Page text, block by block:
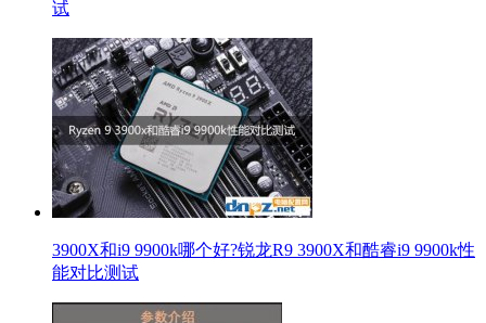
试
3900X和i9 9900k哪个好?锐龙R9 3900X和酷睿i9 9900k性
能对比测试